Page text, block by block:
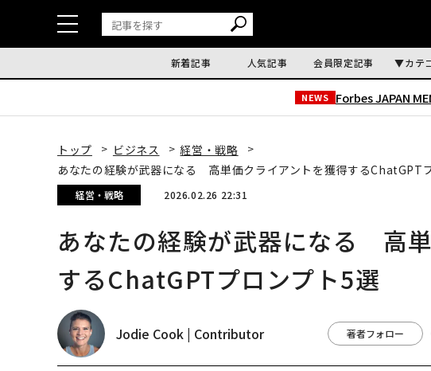
新着記事 人気記事 会員限定記事 カテ
NEWS Forbes JAPAN
トップ ビジネス
経営・戦略
あなたの経験が武器になる 高単価クライアントを獲得するChatGPT
経営・戦略 2026.02.26 22:31
あなたの経験が武器になる 高
するChatGPTプロンプト5選
Jodie Cook | Contributor 著者フォロー